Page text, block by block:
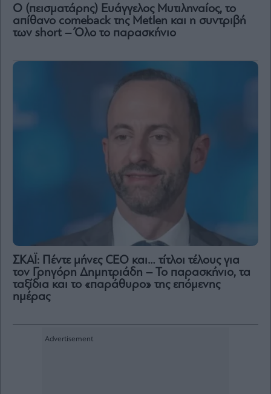
Ο (πεισματάρης) Ευάγγελος Μυτιληναίος, το
απίθανο comeback της Μetlen και η συντριβή
των short – Όλο το παρασκήνιο
ΣΚΑΪ: Πέντε μήνες CEO και… τίτλοι τέλους για
τον Γρηγόρη Δημητριάδη – Το παρασκήνιο, τα
ταξίδια και το «παράθυρο» της επόμενης
ημέρας